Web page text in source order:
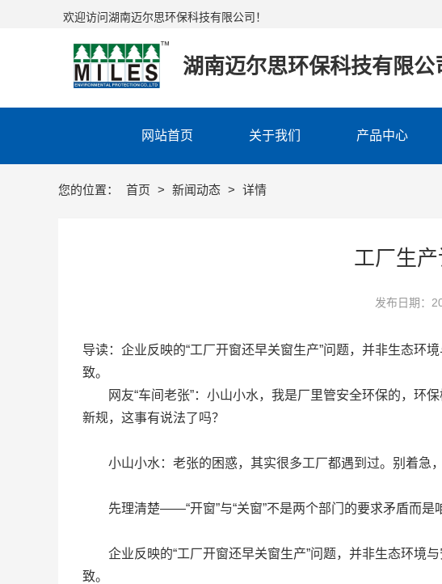
网站首页 关于我们 产品中心
欢迎访问湖南迈尔思环保科技有限公司！
湖南迈尔思环保科技有限公
您的位置： 首页 > 新闻动态 > 详情
工厂生
发布日期：
导读：企业反映的“工厂开窗还早关窗生产”问题，并非生态环
致。
网友“车间老张”：小山小水，我是厂里管安全环保的，环
新规，这事有说法了吗？
小山小水：老张的困惑，其实很多工厂都遇到过。别着急，
先理清楚——“开窗”与“关窗”不是两个部门的要求矛盾而是
企业反映的“工厂开窗还早关窗生产”问题，并非生态环境
致。